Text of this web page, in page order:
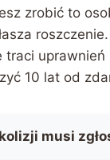
zrobić to
traci
10 lat od
musi